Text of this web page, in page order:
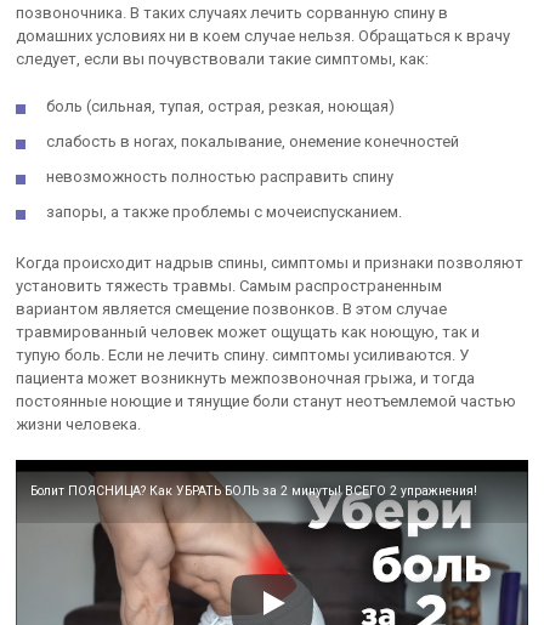
позвоночника. В таких случаях лечить сорванную спину в
домашних условиях ни в коем случае нельзя. Обращаться к врачу
следует, если вы почувствовали такие симптомы, как:
боль (сильная, тупая, острая, резкая, ноющая)
слабость в ногах, покалывание, онемение конечностей
невозможность полностью расправить спину
запоры, а также проблемы с мочеиспусканием.
Когда происходит надрыв спины, симптомы и признаки позволяют
установить тяжесть травмы. Самым распространенным
вариантом является смещение позвонков. В этом случае
травмированный человек может ощущать как ноющую, так и
тупую боль. Если не лечить спину. симптомы усиливаются. У
пациента может возникнуть межпозвоночная грыжа, и тогда
постоянные ноющие и тянущие боли станут неотъемлемой частью
жизни человека.
Болит ПОЯСНИЦА? Как УБРАТЬ БОЛЬ за 2 минуты! ВСЕГО 2 упражнения!